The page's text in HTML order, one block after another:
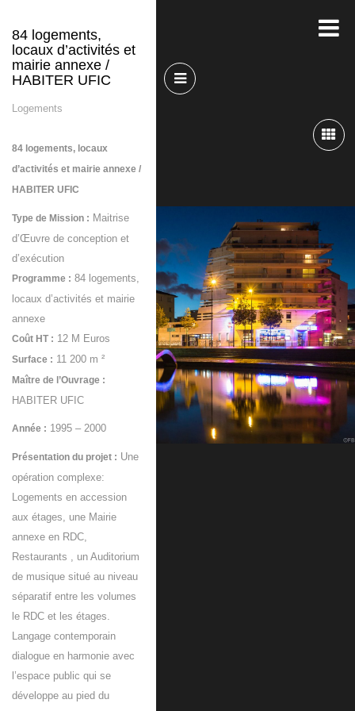
84 logements,
locaux d’activités et
mairie annexe /
HABITER UFIC
Logements
84 logements, locaux
d’activités et mairie annexe /
HABITER UFIC
Type de Mission : Maitrise
d’Œuvre de conception et
d’exécution
Programme : 84 logements,
locaux d’activités et mairie
annexe
Coût HT : 12 M Euros
Surface : 11 200 m ²
Maître de l’Ouvrage :
HABITER UFIC
Année : 1995 – 2000
Présentation du projet : Une
opération complexe:
Logements en accession
aux étages, une Mairie
annexe en RDC,
Restaurants , un Auditorium
de musique situé au niveau
séparatif entre les volumes
le RDC et les étages.
Langage contemporain
dialogue en harmonie avec
l’espace public qui se
développe au pied du